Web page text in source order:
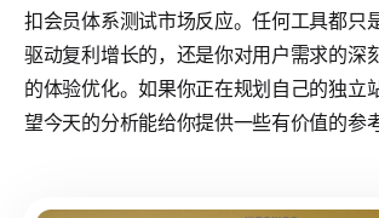
扣会员体系测试市场反应。任何工具都只
驱动复利增长的，还是你对用户需求的深
的体验优化。如果你正在规划自己的独立
望今天的分析能给你提供一些有价值的参考